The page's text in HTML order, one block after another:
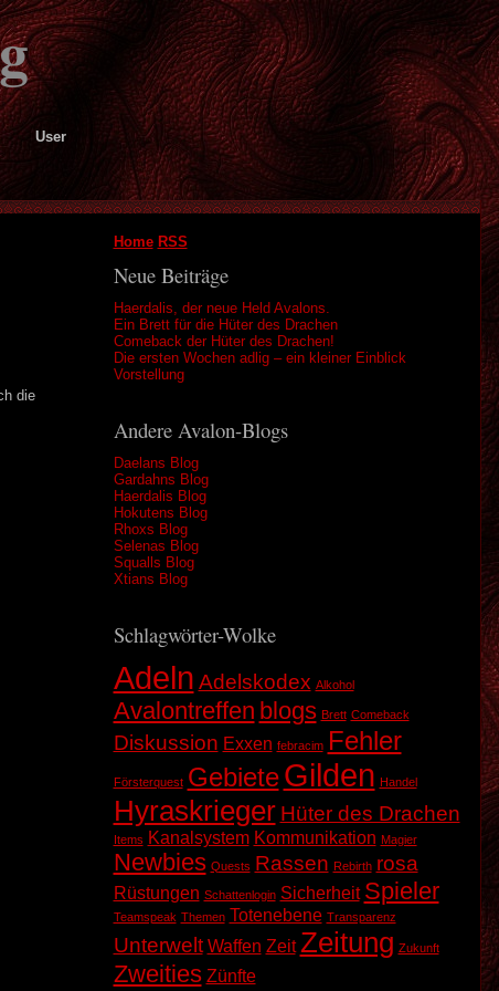
User
Home RSS
Neue Beiträge
Haerdalis, der neue Held Avalons.
Ein Brett für die Hüter des Drachen
Comeback der Hüter des Drachen!
Die ersten Wochen adlig – ein kleiner Einblick
Vorstellung
Andere Avalon-Blogs
Daelans Blog
Gardahns Blog
Haerdalis Blog
Hokutens Blog
Rhoxs Blog
Selenas Blog
Squalls Blog
Xtians Blog
Schlagwörter-Wolke
Adeln Adelskodex Alkohol
Avalontreffen blogs Brett Comeback
Diskussion Exxen febracim Fehler
Försterquest Gebiete Gilden Handel
Hyraskrieger Hüter des Drachen
Items Kanalsystem Kommunikation Magier
Newbies Quests Rassen Rebirth rosa
Rüstungen Schattenlogin Sicherheit Spieler
Teamspeak Themen Totenebene Transparenz
Unterwelt Waffen Zeit Zeitung Zukunft
Zweities Zünfte
die